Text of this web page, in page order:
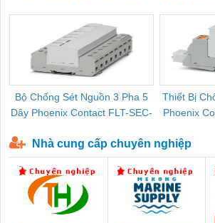
Bộ Chống Sét Nguồn 3 Pha 5
Dây Phoenix Contact FLT-SEC-
Thiết Bị
Phoenix
Nhà cung cấp chuyên nghiệp